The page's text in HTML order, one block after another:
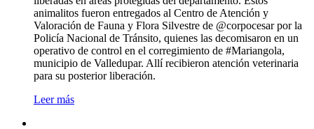
animalitos fueron entregados al Centro de Atención y
Valoración de Fauna y Flora Silvestre de @corpocesar por la
Policía Nacional de Tránsito, quienes las decomisaron en un
operativo de control en el corregimiento de #Mariangola,
municipio de Valledupar. Allí recibieron atención veterinaria
para su posterior liberación.
Leer más